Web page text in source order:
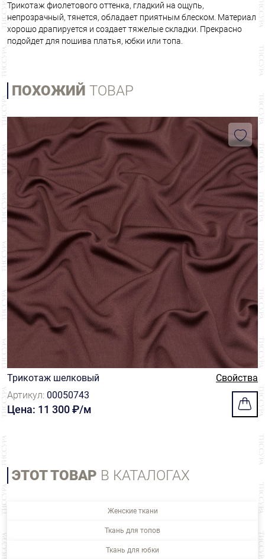
Трикотаж фиолетового оттенка, гладкий на ощупь,
непрозрачный, тянется, обладает приятным блеском. Материал
хорошо драпируется и создает тяжелые складки. Прекрасно
подойдет для пошива платья, юбки или топа.
ПОХОЖИЙ ТОВАР
Трикотаж шелковый
Свойства
Артикул: 00050743
Цена: 11 300 ₽/м
ЭТОТ ТОВАР В КАТАЛОГАХ
Женские ткани
Ткань для топов
Ткань для юбки